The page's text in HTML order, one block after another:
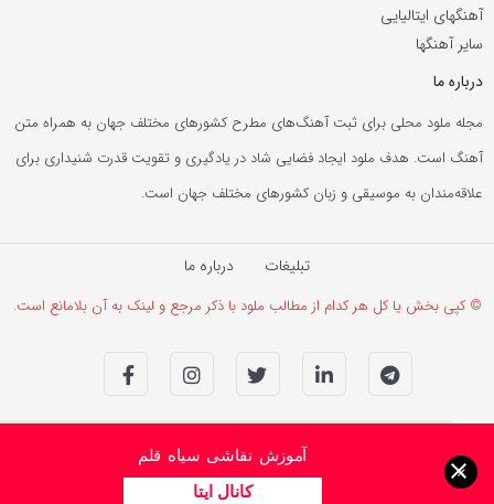
آهنگهای ایتالیایی
سایر آهنگها
درباره ما
مجله ملود محلی برای ثبت آهنگ‌های مطرح کشورهای مختلف جهان به همراه متن
آهنگ است. هدف ملود ایجاد فضایی شاد در یادگیری و تقویت قدرت شنیداری برای
علاقه‌مندان به موسیقی و زبان کشورهای مختلف جهان است.
تبلیغات درباره ما
© کپی بخش یا کل هر کدام از مطالب ملود با ذکر مرجع و لینک به آن بلامانع است.
آموزش نقاشی سیاه قلم
کانال ایتا
×